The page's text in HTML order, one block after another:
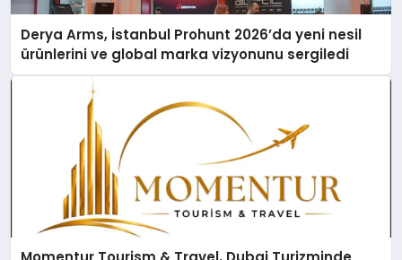
Derya Arms, İstanbul Prohunt 2026’da yeni nesil
ürünlerini ve global marka vizyonunu sergiledi